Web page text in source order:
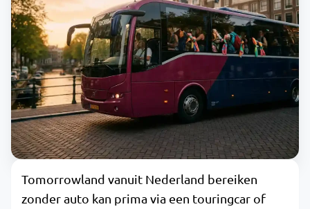
Tomorrowland vanuit Nederland bereiken
zonder auto kan prima via een touringcar of